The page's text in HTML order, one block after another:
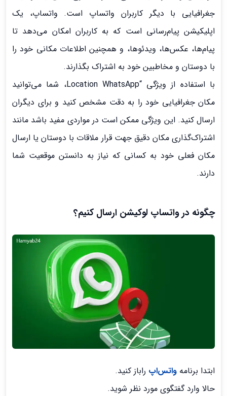
جغرافیایی با دیگر کاربران واتساپ است. واتساپ، یک
اپلیکیشن پیام‌رسانی است که به کاربران امکان می‌دهد تا
پیام‌ها، عکس‌ها، ویدئوها، و همچنین اطلاعات مکانی خود را
با دوستان و مخاطبین خود به اشتراک بگذارند.
با استفاده از ویژگی “Location WhatsApp، شما می‌توانید
مکان جغرافیایی خود را به دقت مشخص کنید و برای دیگران
ارسال کنید. این ویژگی ممکن است در مواردی مفید باشد مانند
اشتراک‌گذاری مکان دقیق جهت قرار ملاقات با دوستان یا ارسال
مکان فعلی خود به کسانی که نیاز به دانستن موقعیت شما
دارند.
چگونه در واتساپ لوکیشن ارسال کنیم؟
ابتدا برنامه واتس‌اپ راباز کنید.
حالا وارد گفتگوی مورد نظر شوید.